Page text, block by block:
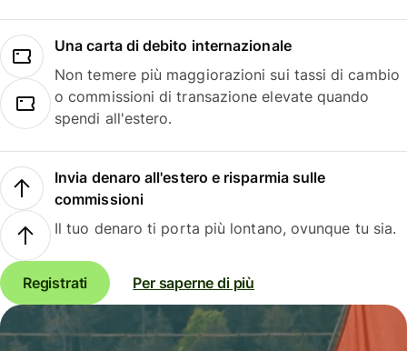
Una carta di debito internazionale
Non temere più maggiorazioni sui tassi di cambio
o commissioni di transazione elevate quando
spendi all'estero.
Invia denaro all'estero e risparmia sulle
commissioni
Il tuo denaro ti porta più lontano, ovunque tu sia.
Registrati Per saperne di più